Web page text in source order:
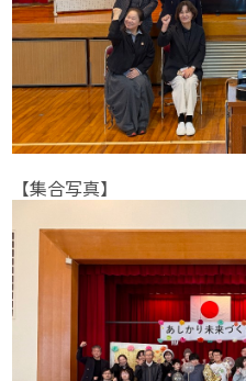
【集合写真】